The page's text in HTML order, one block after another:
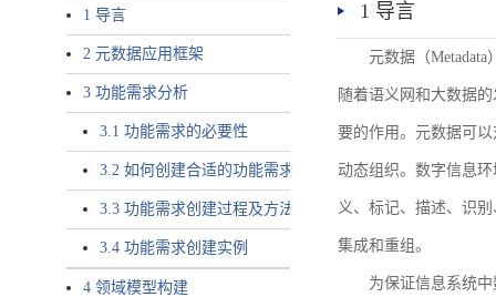
1 导言
2 元数据应用框架
3 功能需求分析
3.1 功能需求的必要性
3.2 如何创建合适的功能需求
3.3 功能需求创建过程及方法
3.4 功能需求创建实例
4 领域模型构建
1 导言
元数据（
随着语义网和大数据
要的作用。元数据可
动态组织。数字信息
义、标记、描述、识
集成和重组。
为保证信息系统